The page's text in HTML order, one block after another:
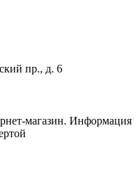
пр., д. 6
магазин. Информация